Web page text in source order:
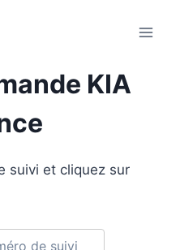
KIA
suivi et cliquez sur